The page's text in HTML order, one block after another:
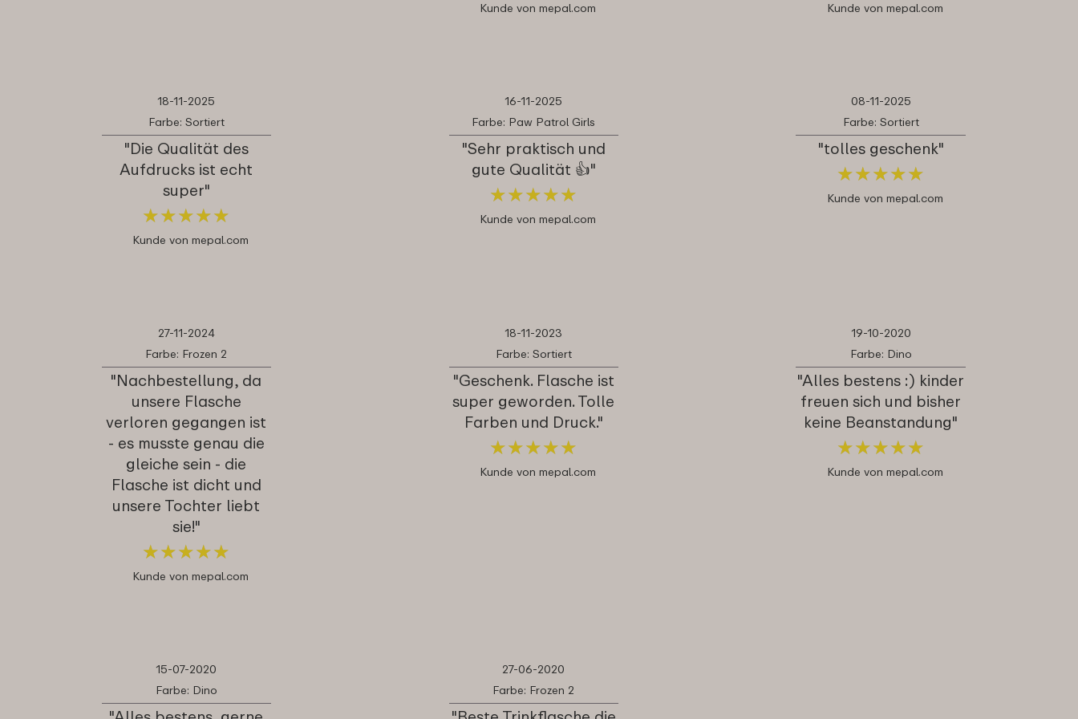
Kunde von mepal.com Kunde von mepal.com
18-11-2025
Farbe: Sortiert
"Die Qualität des
Aufdrucks ist echt
super"
★★★★★
★★★★★
Kunde von mepal.com
16-11-2025
Farbe: Paw Patrol Girls
"Sehr praktisch und
gute Qualität 👍"
★★★★★
★★★★★
Kunde von mepal.com
08-11-2025
Farbe: Sortiert
"tolles geschenk"
★★★★★
★★★★★
Kunde von mepal.com
27-11-2024
Farbe: Frozen 2
"Nachbestellung, da
unsere Flasche
verloren gegangen ist
- es musste genau die
gleiche sein - die
Flasche ist dicht und
unsere Tochter liebt
sie!"
★★★★★
★★★★★
Kunde von mepal.com
18-11-2023
Farbe: Sortiert
"Geschenk. Flasche ist
super geworden. Tolle
Farben und Druck."
★★★★★
★★★★★
Kunde von mepal.com
19-10-2020
Farbe: Dino
"Alles bestens :) kinder
freuen sich und bisher
keine Beanstandung"
★★★★★
★★★★★
Kunde von mepal.com
15-07-2020
Farbe: Dino
27-06-2020
Farbe: Frozen 2